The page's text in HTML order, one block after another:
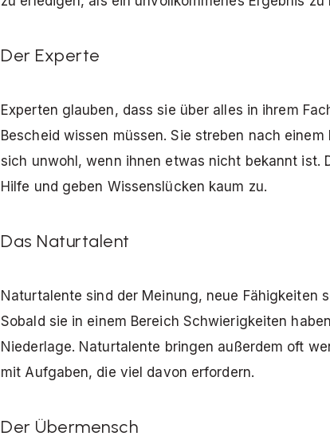
Der Experte
Experten glauben, dass sie über alles in ihrem
Bescheid wissen müssen. Sie streben nach
sich unwohl, wenn ihnen etwas nicht bekannt ist.
Hilfe und geben Wissenslücken kaum zu.
Das Naturtalent
Naturtalente sind der Meinung, neue Fähigkeiten
Sobald sie in einem Bereich Schwierigkeiten
Niederlage. Naturtalente bringen außerdem oft
mit Aufgaben, die viel davon erfordern.
Der Übermensch